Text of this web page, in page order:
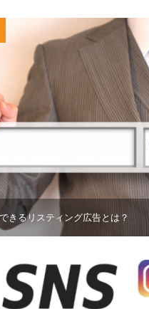
きるリスティング広告とは？